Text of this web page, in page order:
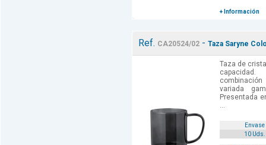
+ Información
Ref. CA20524/02 - Taza Saryne
Taza de
variada
Presentada
...
Envase
10 Uds.